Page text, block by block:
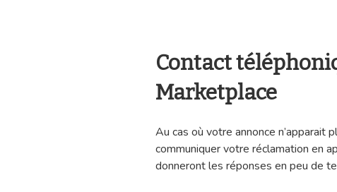
Contact
Marketplace
Au cas où votre annonce n’apparait
communiquer votre réclamation en
donneront les réponses en peu de